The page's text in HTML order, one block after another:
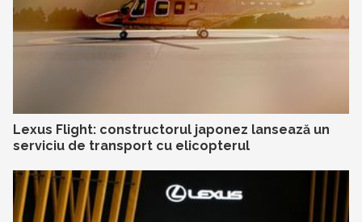
Lexus Flight: constructorul japonez lansează un
serviciu de transport cu elicopterul